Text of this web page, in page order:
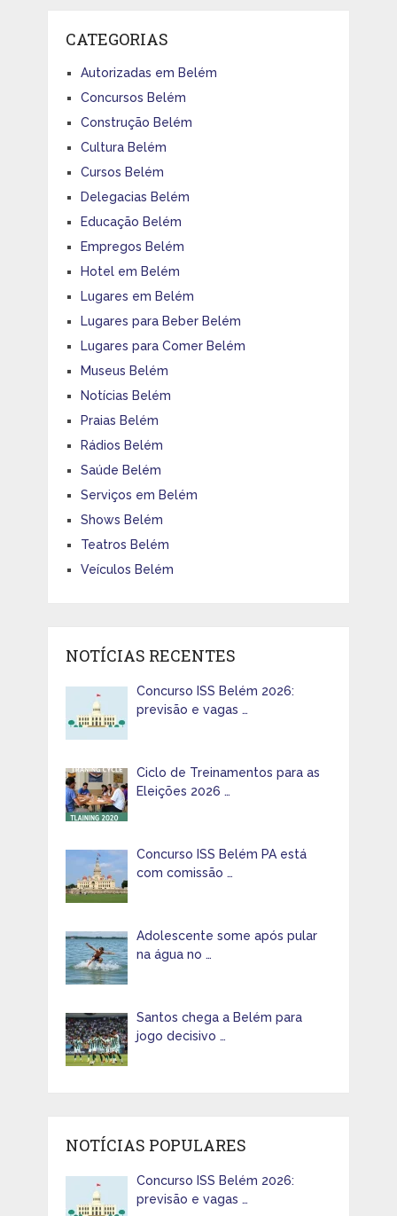
CATEGORIAS
Autorizadas em Belém
Concursos Belém
Construção Belém
Cultura Belém
Cursos Belém
Delegacias Belém
Educação Belém
Empregos Belém
Hotel em Belém
Lugares em Belém
Lugares para Beber Belém
Lugares para Comer Belém
Museus Belém
Notícias Belém
Praias Belém
Rádios Belém
Saúde Belém
Serviços em Belém
Shows Belém
Teatros Belém
Veículos Belém
NOTÍCIAS RECENTES
Concurso ISS Belém 2026:
previsão e vagas …
Ciclo de Treinamentos para as
Eleições 2026 …
Concurso ISS Belém PA está
com comissão …
Adolescente some após pular
na água no …
Santos chega a Belém para
jogo decisivo …
NOTÍCIAS POPULARES
Concurso ISS Belém 2026:
previsão e vagas …